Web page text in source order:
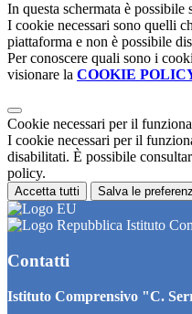
In questa schermata è
I cookie necessari sono quelli
piattaforma e non è possibile
Per conoscere quali sono i
visionare la COOKIE
Cookie necessari per il
I cookie necessari per il
disabilitati. È possibile
policy.
Accetta tutti Salva le
Istituto
Contatti
Istituto Comprensivo "C.